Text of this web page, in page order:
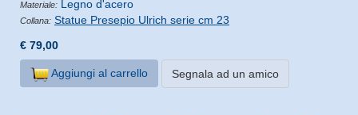
Materiale: Legno d'acero
Collana: Statue Presepio Ulrich serie cm 23
€ 79,00
Aggiungi al carrello Segnala ad un amico